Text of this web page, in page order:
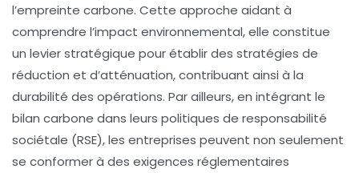
l’empreinte carbone. Cette approche aidant à
comprendre l’impact environnemental, elle constitue
un levier stratégique pour établir des stratégies de
réduction et d’atténuation, contribuant ainsi à la
durabilité des opérations. Par ailleurs, en intégrant le
bilan carbone dans leurs politiques de responsabilité
sociétale (RSE), les entreprises peuvent non seulement
se conformer à des exigences réglementaires